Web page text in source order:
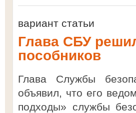
вариант статьи
Глава СБУ
пособников
Глава Службы
объявил, что его
подходы» службы